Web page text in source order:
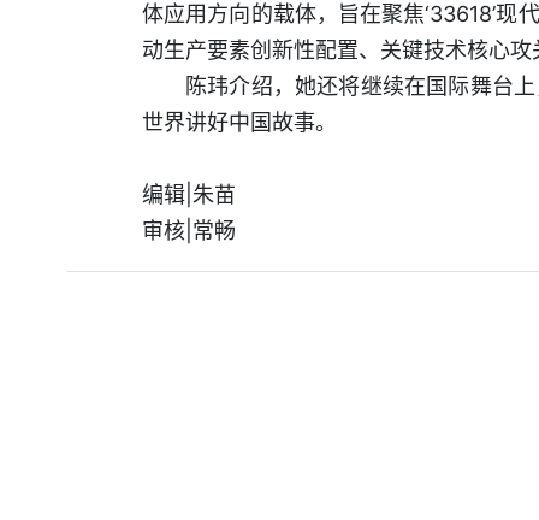
体应用方向的载体，旨在聚焦‘33618’
动生产要素创新性配置、关键技术核心
陈玮介绍，她还将继续在国际舞台
世界讲好中国故事。
编辑|朱苗
审核|常畅